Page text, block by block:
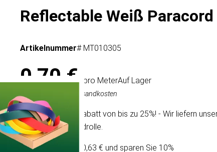
Reflectable Weiß Paracord
Artikelnummer# MT010305
0,70 €/ pro MeterAuf Lager
Inkl. MwSt., exkl. Versandkosten
Wir bieten einen Rabatt von bis zu 25%! - Wir liefern
Rolle und Standardrolle.
Kaufen Sie 30 für 0,63 € und sparen Sie 10%